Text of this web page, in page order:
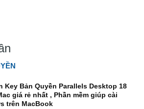
Key Bản Quyền Parallels Desktop 18
giá rẻ nhất , Phần mềm giúp cài
trên MacBook